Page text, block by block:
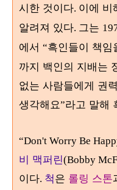
시한 것이다. 이에 비
알려져 있다. 그는
에서 “흑인들이 책임
까지 백인의 지배는
없는 사람들에게 권
생각해요”라고 말해
“Don't Worry Be
비 맥퍼린(Bobby
이다. 척은 롤링 스톤